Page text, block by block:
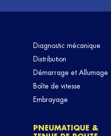
Diagnostic mécanique
Distribution
Démarrage et Allumage
Boîte de vitesse
Embrayage
PNEUMATIQUE &